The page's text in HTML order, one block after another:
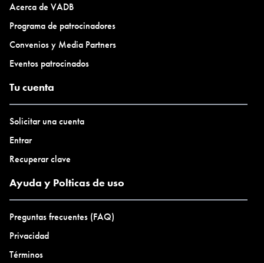
Acerca de VADB
Programa de patrocinadores
Convenios y Media Partners
Eventos patrocinados
Tu cuenta
Solicitar una cuenta
Entrar
Recuperar clave
Ayuda y Polticas de uso
Preguntas frecuentes (FAQ)
Privacidad
Términos